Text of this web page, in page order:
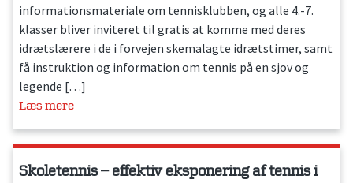
informationsmateriale om tennisklubben, og alle 4.-7.
klasser bliver inviteret til gratis at komme med deres
idrætslærere i de i forvejen skemalagte idrætstimer, samt
få instruktion og information om tennis på en sjov og
legende […]
Læs mere
Skoletennis – effektiv eksponering af tennis i